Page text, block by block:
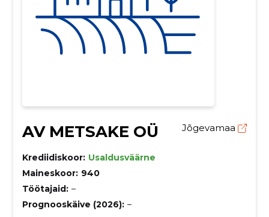
AV METSAKE OÜ Jõgevamaa
Krediidiskoor: Usaldusväärne
Maineskoor: 940
Töötajaid: –
Prognooskäive (2026): –